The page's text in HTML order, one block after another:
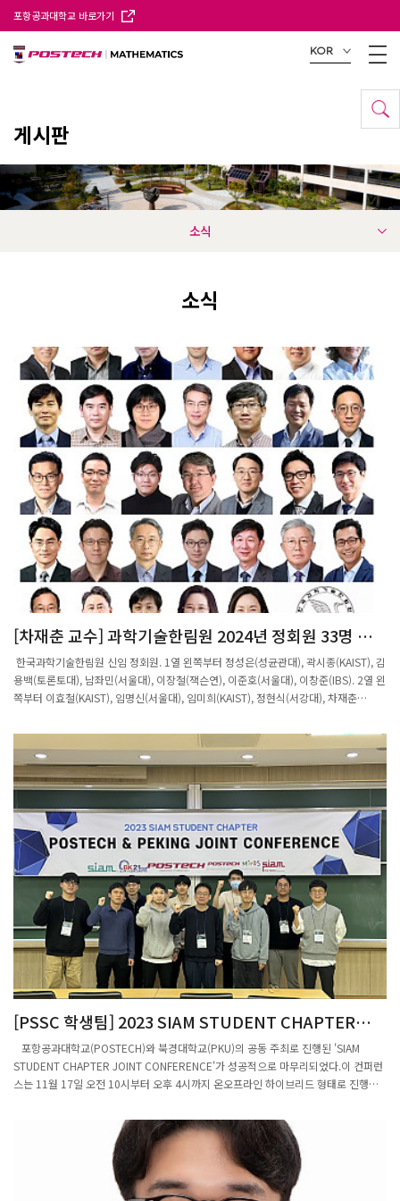
포항공과대학교 바로가기
KOR
게시판
소식
소식
[차재춘 교수] 과학기술한림원 2024년 정회원 33명 선
출
한국과학기술한림원 신임 정회원. 1열 왼쪽부터 정성은(성균관대), 곽시종(KAIST), 김
용백(토론토대), 남좌민(서울대), 이장철(잭슨연), 이준호(서울대), 이창준(IBS). 2열 왼
쪽부터 이효철(KAIST), 임명신(서울대), 임미희(KAIST), 정현식(서강대), 차재춘
우(KAIST), 강기석(서울대), 강현구(서울대), 문일경(서울대), 박철민(연세대), 박호석
(성균관대). 4열 왼쪽부터 심형보(서울대), 예종철(KAIST), 이상영(연세대), 최민하(성
균관대), 양태진(서울대), 이인중(경북대), 하상도(중앙대). 5열 왼쪽부터 구본권(서울
대), 김광명(이화여대), 선웅(고려대), 임석아(서울대), 최선(이화여대)./한국과학기술
한림원 한국과학기술한림원이 2024년도 정회원을 선출했다. 필즈상 수상자인 허준이
프린스턴대 교수를 포함해 40대 회원 5명이 뽑혔고, 여성회원도 3명이 뽑혔다.한림원
은 지난 28일 오후 ‘2023년도 제2회 정기총회’를 열고 2024년도 정회원 33명을 선출
했다고 29일 밝혔다. 한림원 정회원은 과학기술분야에서 20년 이상 활동하며 독창적
인 연구 성과를 내고 해당 분야 발전에 현저히 공헌한 인물을 3단계에 걸친 심사를 통
해 선출한다.올해 선출된 33명의 평균 연령은 만 53.8세로 최연소 선출자는 만 40세의
허준이 교수다. 허 교수는 만 40년 5개월로 이광형 한국과학기술원(KAIST) 총장이 만
40세 1개월에 정회원이 된 것에 이어 두 번째로 젊은 나이에 선출됐다.여성 과학자는
임미희(KAIST), 임석아(서울대), 최선(이화여대) 교수 등 3명이 새로 선출됐다.신임 정
회원은 정책학부 1명, 이학부 15명, 공학부 9명, 농수산학부 3명, 의약학부 5명 등이
다.학부별로 명단은 ▲정책학부 정성은(성균관대), ▲이학부 곽시종(KAIST), 김용백
(加토론토대), 남좌민(서울대), 이장철(美잭슨연), 이준호(서울대), 이창준(IBS), 이효
철(KAIST), 임명신(서울대), 임미희(KAIST), 정현식(서강대), 차재춘(POSTECH), 허원
(서울대), 강현구(서울대), 문일경(서울대), 박철민(연세대), 박호석(성균관대), 심형보
(서울대), 예종철(KAIST), 이상영(연세대), 최민하(성균관대), ▲농수산학부 양태진(서
울대), 이인중(경북대), 하상도(중앙대), ▲의약학부 구본권(서울대), 김광명(이화여
원장은 “올해 정회원은 40대 글로벌 선도과학자 확대, 여성 과학자의 약진, 재외과학
자 선출 등이 예년 대비 주목할 만한 변화로 여겨진다”며 “최근 우리나라 젊은 과학자
들이 세계적인 연구 성과를 다수 창출하고 있고, 우수한 여성 과학자들이 늘어나고 있
음을 회원심사에서 확인했다”고 밝혔다.이어 “한국인 최초 필즈상 수상자인 허준이 교
수, 인간 유전체학연구의 새로운 장을 개척한 이장철 잭슨연구소 소장, 양자역학 연구
[PSSC 학생팀] 2023 SIAM STUDENT CHAPTER
POSTECH & PEKING JOINT CONFERENCE
포항공과대학교(POSTECH)와 북경대학교(PKU)의 공동 주최로 진행된 'SIAM
STUDENT CHAPTER JOINT CONFERENCE'가 성공적으로 마무리되었다.이 컨퍼런
스는 11월 17일 오전 10시부터 오후 4시까지 온오프라인 하이브리드 형태로 진행되
대와 포스텍의 대학원생들이 각각 세 명씩 참여하여, 자유로운 주제로 30분간의 발표
를 진행했다.행사의 첫 번째 발표자인 포스텍의 염시진 학생은 "Category Theory의
Prime Knowledge"에 대해 발표했으며,북경대의 Xuda Ye는 "Random Batch
Method for interacting particle systems의 Ergodicity 및 long-time
behavior"에 대한 연구를 공유했다.이어서 포스텍의 김진영 학생은 "2D 및 3D 세포